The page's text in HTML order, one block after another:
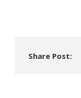
Share Post: